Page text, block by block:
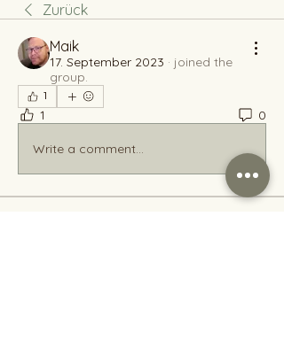
Zurück
Maik
17. September 2023 · joined the
group.
1
1 0
Write a comment...